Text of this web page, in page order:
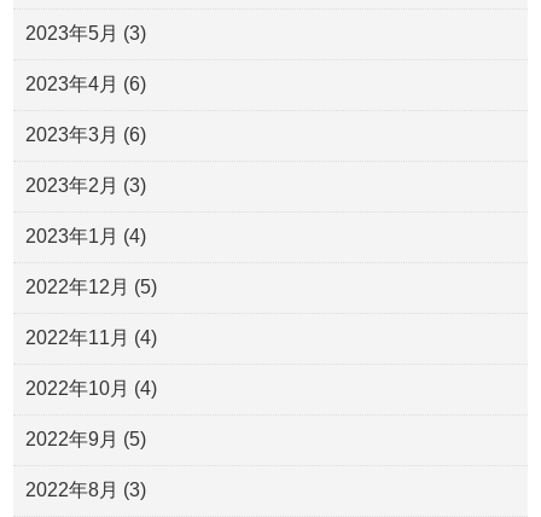
2023年5月 (3)
2023年4月 (6)
2023年3月 (6)
2023年2月 (3)
2023年1月 (4)
2022年12月 (5)
2022年11月 (4)
2022年10月 (4)
2022年9月 (5)
2022年8月 (3)